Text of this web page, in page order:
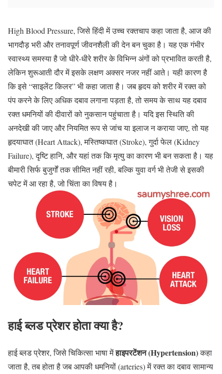
High Blood Pressure, जिसे हिंदी में उच्च रक्तचाप कहा जाता है, आज की
भागदौड़ भरी और तनावपूर्ण जीवनशैली की देन बन चुका है। यह एक गंभीर
स्वास्थ्य समस्या है जो धीरे-धीरे शरीर के विभिन्न अंगों को प्रभावित करती है,
लेकिन शुरूआती दौर में इसके लक्षण अक्सर नजर नहीं आते। यही कारण है
कि इसे “साइलेंट किलर” भी कहा जाता है। जब हृदय को शरीर में रक्त को
पंप करने के लिए अधिक दबाव लगाना पड़ता है, तो समय के साथ यह दबाव
रक्त धमनियों की दीवारों को नुकसान पहुंचाता है। यदि इस स्थिति की
अनदेखी की जाए और नियमित रूप से जांच या इलाज न कराया जाए, तो यह
हृदयाघात (Heart Attack), मस्तिष्कघात (Stroke), गुर्दा फेल (Kidney
Failure), दृष्टि हानि, और यहां तक कि मृत्यु का कारण भी बन सकता है। यह
बीमारी सिर्फ बुजुर्गों तक सीमित नहीं रही, बल्कि युवा वर्ग भी तेजी से इसकी
चपेट में आ रहा है, जो चिंता का विषय है।
हाई ब्लड प्रेशर होता क्या है?
हाई ब्लड प्रेशर, जिसे चिकित्सा भाषा मेंहाइपरटेंशन (Hypertension)कहा
जाता है, तब होता है जब आपकी धमनियों (arteries) में रक्त का दबाव सामान्य